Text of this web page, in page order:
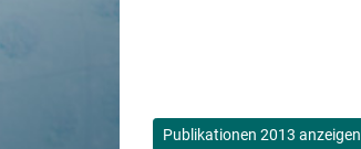
Publikationen 2013 anzeigen